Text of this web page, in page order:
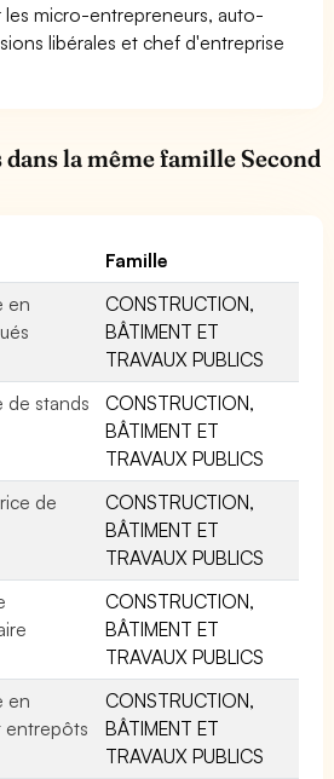
les micro-entrepreneurs, auto-
libérales et chef d'entreprise
la même famille Second
Famille
en
CONSTRUCTION,
BÂTIMENT ET
TRAVAUX PUBLICS
de stands
CONSTRUCTION,
BÂTIMENT ET
TRAVAUX PUBLICS
de
CONSTRUCTION,
BÂTIMENT ET
TRAVAUX PUBLICS
CONSTRUCTION,
BÂTIMENT ET
TRAVAUX PUBLICS
en
entrepôts
CONSTRUCTION,
BÂTIMENT ET
TRAVAUX PUBLICS